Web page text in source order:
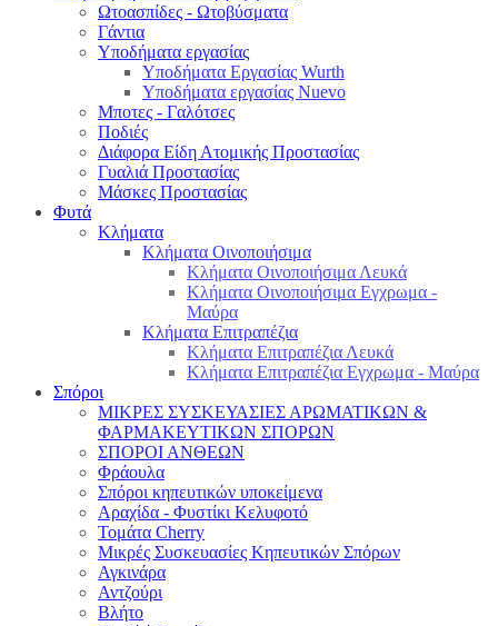
Ωτοασπίδες - Ωτοβύσματα
Γάντια
Υποδήματα εργασίας
Υποδήματα Εργασίας Wurth
Υποδήματα εργασίας Nuevo
Μποτες - Γαλότσες
Ποδιές
Διάφορα Είδη Ατομικής Προστασίας
Γυαλιά Προστασίας
Μάσκες Προστασίας
Φυτά
Κλήματα
Κλήματα Οινοποιήσιμα
Κλήματα Οινοποιήσιμα Λευκά
Κλήματα Οινοποιήσιμα Εγχρωμα -
Μαύρα
Κλήματα Επιτραπέζια
Κλήματα Επιτραπέζια Λευκά
Κλήματα Επιτραπέζια Εγχρωμα - Μαύρα
Σπόροι
ΜΙΚΡΕΣ ΣΥΣΚΕΥΑΣΙΕΣ ΑΡΩΜΑΤΙΚΩΝ &
ΦΑΡΜΑΚΕΥΤΙΚΩΝ ΣΠΟΡΩΝ
ΣΠΟΡΟΙ ΑΝΘΕΩΝ
Φράουλα
Σπόροι κηπευτικών υποκείμενα
Αραχίδα - Φυστίκι Κελυφοτό
Τομάτα Cherry
Μικρές Συσκευασίες Κηπευτικών Σπόρων
Αγκινάρα
Αντζούρι
Βλήτο